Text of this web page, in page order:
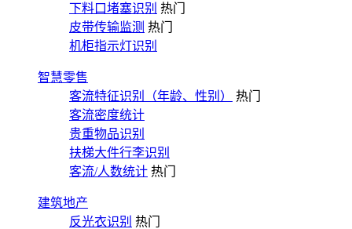
下料口堵塞识别 热门
皮带传输监测 热门
机柜指示灯识别
智慧零售
客流特征识别（年龄、性别）
热门
客流密度统计
贵重物品识别
扶梯大件行李识别
客流/人数统计 热门
建筑地产
反光衣识别 热门